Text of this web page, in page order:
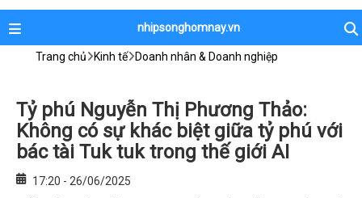
nhipsonghomnay.vn
Trang chủ Kinh tế Doanh nhân & Doanh nghiệp
Tỷ phú Nguyễn Thị Phương Thảo:
Không có sự khác biệt giữa tỷ phú với
bác tài Tuk tuk trong thế giới AI
17:20 - 26/06/2025